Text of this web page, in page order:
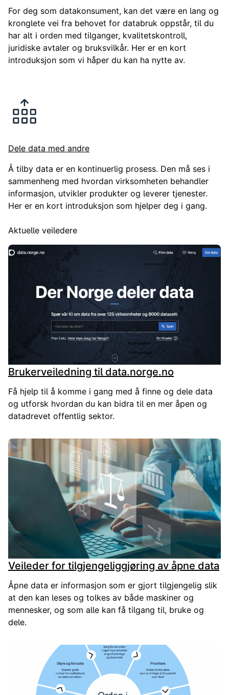
For deg som datakonsument, kan det være en lang og
kronglete vei fra behovet for databruk oppstår, til du
har alt i orden med tilganger, kvalitetskontroll,
juridiske avtaler og bruksvilkår. Her er en kort
introduksjon som vi håper du kan ha nytte av.
Dele data med andre
Å tilby data er en kontinuerlig prosess. Den må ses i
sammenheng med hvordan virksomheten behandler
informasjon, utvikler produkter og leverer tjenester.
Her er en kort introduksjon som hjelper deg i gang.
Aktuelle veiledere
Brukerveiledning til data.norge.no
Få hjelp til å komme i gang med å finne og dele data
og utforsk hvordan du kan bidra til en mer åpen og
datadrevet offentlig sektor.
Veileder for tilgjengeliggjøring av åpne data
Åpne data er informasjon som er gjort tilgjengelig slik
at den kan leses og tolkes av både maskiner og
mennesker, og som alle kan få tilgang til, bruke og
dele.